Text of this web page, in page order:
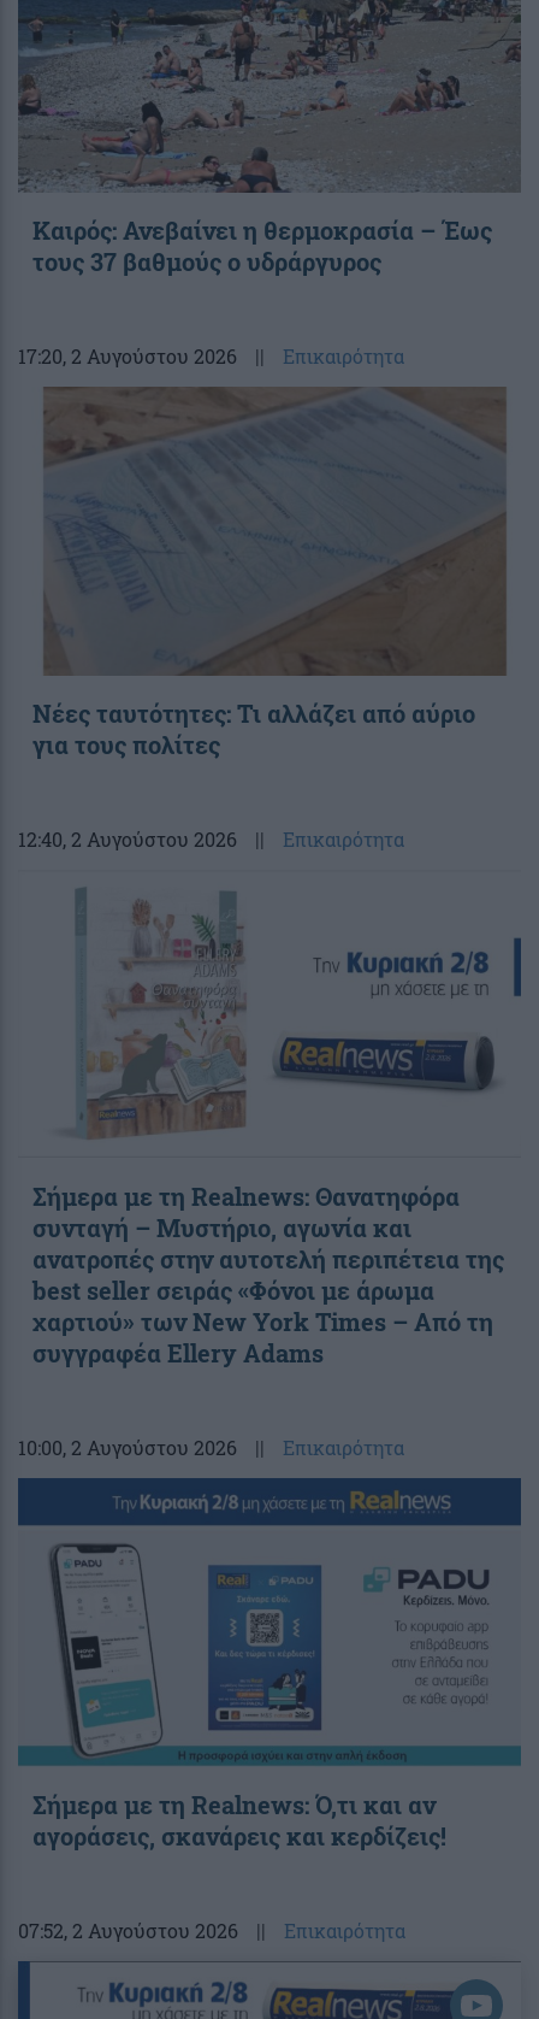
Καιρός: Ανεβαίνει η θερμοκρασία – Έως
τους 37 βαθμούς ο υδράργυρος
17:20, 2 Αυγούστου 2026 || Επικαιρότητα
Νέες ταυτότητες: Τι αλλάζει από αύριο
για τους πολίτες
12:40, 2 Αυγούστου 2026 || Επικαιρότητα
Σήμερα με τη Realnews: Θανατηφόρα
συνταγή – Μυστήριο, αγωνία και
ανατροπές στην αυτοτελή περιπέτεια της
best seller σειράς «Φόνοι με άρωμα
χαρτιού» των New York Times – Από τη
συγγραφέα Ellery Adams
10:00, 2 Αυγούστου 2026 || Επικαιρότητα
Σήμερα με τη Realnews: Ό,τι και αν
αγοράσεις, σκανάρεις και κερδίζεις!
07:52, 2 Αυγούστου 2026 || Επικαιρότητα